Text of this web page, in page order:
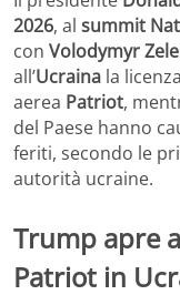
2026, al summit
con Volodymyr
all’Ucraina la
aerea Patriot,
del Paese hanno
feriti, secondo le
autorità ucraine.
Trump apre
Patriot in